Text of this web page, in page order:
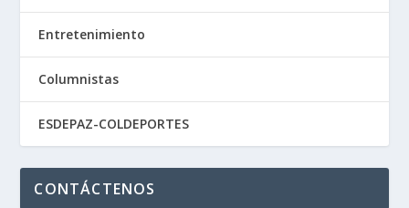
Entretenimiento
Columnistas
ESDEPAZ-COLDEPORTES
CONTÁCTENOS